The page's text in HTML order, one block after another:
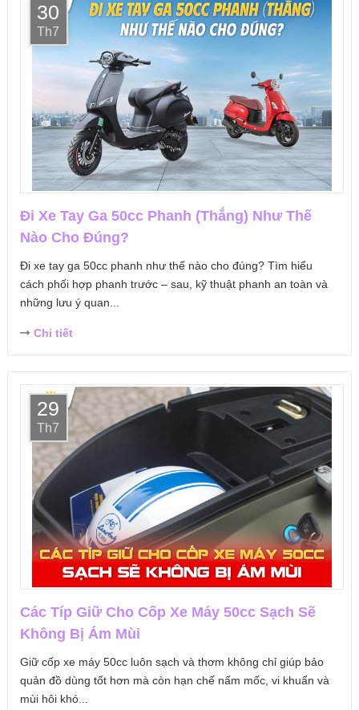
30
Th7
Đi Xe Tay Ga 50cc Phanh (Thắng) Như Thế
Nào Cho Đúng?
Đi xe tay ga 50cc phanh như thế nào cho đúng? Tìm hiểu
cách phối hợp phanh trước – sau, kỹ thuật phanh an toàn và
những lưu ý quan...
Chi tiết
29
Th7
Các Típ Giữ Cho Cốp Xe Máy 50cc Sạch Sẽ
Không Bị Ám Mùi
Giữ cốp xe máy 50cc luôn sạch và thơm không chỉ giúp bảo
quản đồ dùng tốt hơn mà còn hạn chế nấm mốc, vi khuẩn và
mùi hôi khó...